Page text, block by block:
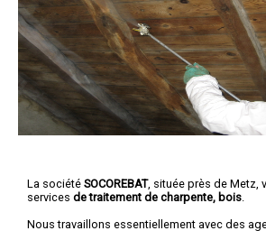
La société SOCOREBAT, située près de Metz,
services de traitement de charpente, bois
Nous travaillons essentiellement avec des